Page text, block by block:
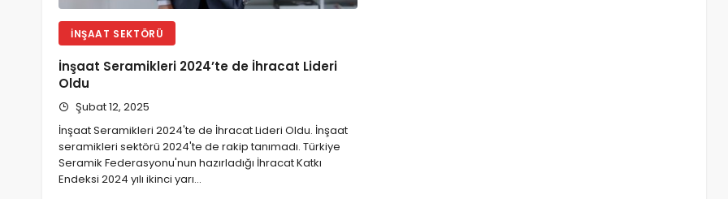
İNŞAAT SEKTÖRÜ
İnşaat Seramikleri 2024’te de İhracat Lideri
Oldu
Şubat 12, 2025
İnşaat Seramikleri 2024'te de İhracat Lideri Oldu. İnşaat
seramikleri sektörü 2024'te de rakip tanımadı. Türkiye
Seramik Federasyonu'nun hazırladığı İhracat Katkı
Endeksi 2024 yılı ikinci yarı…